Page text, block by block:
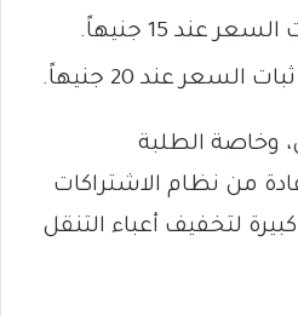
عند 15 جنيهاً.
ثبات السعر عند 20 جنيهاً.
وخاصة الطلبة
من نظام الاشتراكات
لتخفيف أعباء التنقل